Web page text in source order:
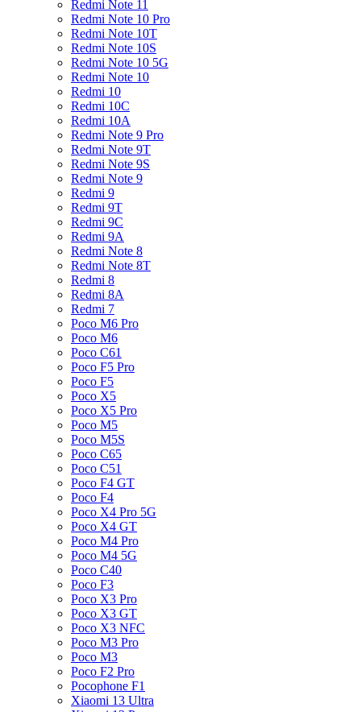
Redmi Note 11
Redmi Note 10 Pro
Redmi Note 10T
Redmi Note 10S
Redmi Note 10 5G
Redmi Note 10
Redmi 10
Redmi 10C
Redmi 10A
Redmi Note 9 Pro
Redmi Note 9T
Redmi Note 9S
Redmi Note 9
Redmi 9
Redmi 9T
Redmi 9C
Redmi 9A
Redmi Note 8
Redmi Note 8T
Redmi 8
Redmi 8A
Redmi 7
Poco M6 Pro
Poco M6
Poco C61
Poco F5 Pro
Poco F5
Poco X5
Poco X5 Pro
Poco M5
Poco M5S
Poco C65
Poco C51
Poco F4 GT
Poco F4
Poco X4 Pro 5G
Poco X4 GT
Poco M4 Pro
Poco M4 5G
Poco C40
Poco F3
Poco X3 Pro
Poco X3 GT
Poco X3 NFC
Poco M3 Pro
Poco M3
Poco F2 Pro
Pocophone F1
Xiaomi 13 Ultra